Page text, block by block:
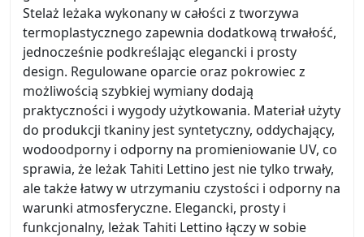
Stelaż leżaka wykonany w całości z tworzywa
termoplastycznego zapewnia dodatkową trwałość,
jednocześnie podkreślając elegancki i prosty
design. Regulowane oparcie oraz pokrowiec z
możliwością szybkiej wymiany dodają
praktyczności i wygody użytkowania. Materiał użyty
do produkcji tkaniny jest syntetyczny, oddychający,
wodoodporny i odporny na promieniowanie UV, co
sprawia, że leżak Tahiti Lettino jest nie tylko trwały,
ale także łatwy w utrzymaniu czystości i odporny na
warunki atmosferyczne. Elegancki, prosty i
funkcjonalny, leżak Tahiti Lettino łączy w sobie